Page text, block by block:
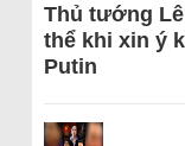
Thủ tướng
thể khi xin ý
Putin